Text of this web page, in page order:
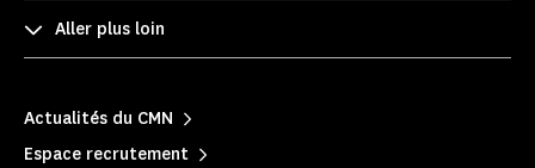
Aller plus loin
Actualités du CMN
Espace recrutement